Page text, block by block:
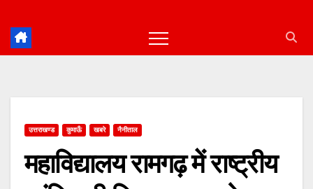
उत्तराखण्ड कुमाऊँ खबरे नैनीताल
महाविद्यालय रामगढ़ में राष्ट्रीय